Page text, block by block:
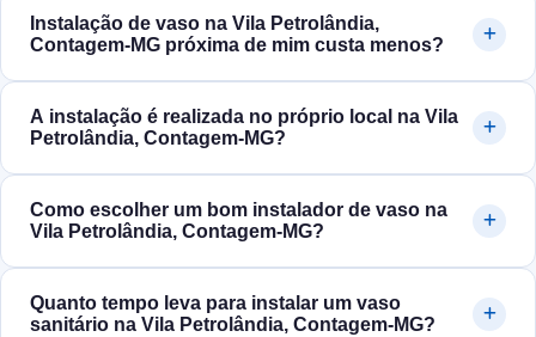
Instalação de vaso na Vila Petrolândia,
Contagem‑MG próxima de mim custa menos?
A instalação é realizada no próprio local na Vila
Petrolândia, Contagem‑MG?
Como escolher um bom instalador de vaso na
Vila Petrolândia, Contagem‑MG?
Quanto tempo leva para instalar um vaso
sanitário na Vila Petrolândia, Contagem‑MG?